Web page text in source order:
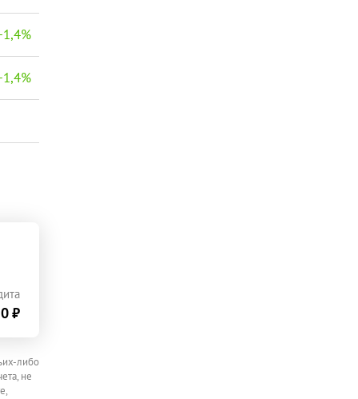
1,4%
1,4%
0 ₽
либо
не